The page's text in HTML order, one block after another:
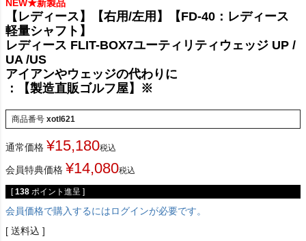
NEW★新製品
【レディース】【右用/左用】【FD-40：レディース
軽量シャフト】
レディース FLIT-BOX7ユーティリティウェッジ UP /
UA /US
アイアンやウェッジの代わりに
：【製造直販ゴルフ屋】※
商品番号 xotl621
通常価格 ¥15,180税込
会員特典価格 ¥14,080税込
[ 138 ポイント進呈 ]
会員価格で購入するにはログインが必要です。
送料込